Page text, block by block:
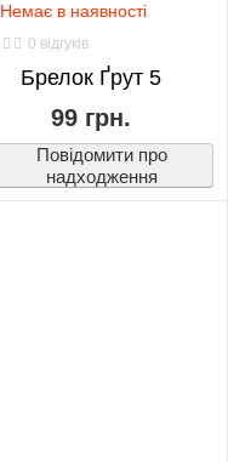
Немає в наявності
0 відгуків
Брелок Ґрут 5
99 грн.
Повідомити про
надходження